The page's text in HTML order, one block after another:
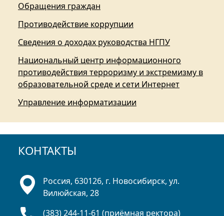
Обращения граждан
Противодействие коррупции
Сведения о доходах руководства НГПУ
Национальный центр информационного
противодействия терроризму и экстремизму в
образовательной среде и сети Интернет
Управление информатизации
КОНТАКТЫ
Россия, 630126, г. Новосибирск, ул.
Вилюйская, 28
(383) 244-11-61 (приёмная ректора)